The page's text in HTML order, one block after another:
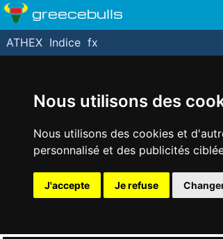
Nous utilisons des
Nous utilisons des cookies et
personnalisé et des publicités
J'accepte Je refuse
greecebulls
ATHEX Indice fx